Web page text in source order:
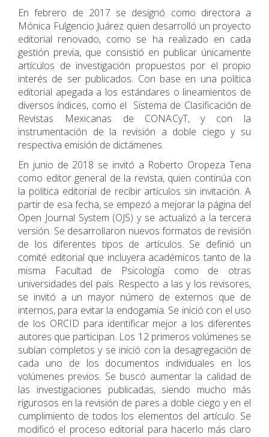
En febrero de 2017 se designó como directora a
Mónica Fulgencio Juárez quien desarrolló un proyecto
editorial renovado, como se ha realizado en cada
gestión previa, que consistió en publicar únicamente
artículos de investigación propuestos por el propio
interés de ser publicados. Con base en una política
editorial apegada a los estándares o lineamientos de
diversos índices, como el Sistema de Clasificación de
Revistas Mexicanas de CONACyT, y con la
instrumentación de la revisión a doble ciego y su
respectiva emisión de dictámenes.
En junio de 2018 se invitó a Roberto Oropeza Tena
como editor general de la revista, quien continúa con
la política editorial de recibir artículos sin invitación. A
partir de esa fecha, se empezó a mejorar la página del
Open Journal System (OJS) y se actualizó a la tercera
versión. Se desarrollaron nuevos formatos de revisión
de los diferentes tipos de artículos. Se definió un
comité editorial que incluyera académicos tanto de la
misma Facultad de Psicología como de otras
universidades del país. Respecto a las y los revisores,
se invitó a un mayor número de externos que de
internos, para evitar la endogamia. Se inició con el uso
de los ORCID para identificar mejor a los diferentes
autores que participan. Los 12 primeros volúmenes se
subían completos y se inició con la desagregación de
cada uno de los documentos individuales en los
volúmenes previos. Se buscó aumentar la calidad de
las investigaciones publicadas, siendo mucho más
rigurosos en la revisión de pares a doble ciego y en el
cumplimiento de todos los elementos del artículo. Se
modificó el proceso editorial para hacerlo más claro